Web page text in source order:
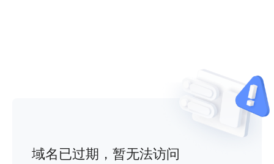
域名已过期，暂无法访问